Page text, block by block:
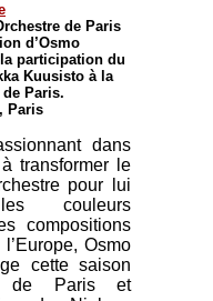
de Paris
d’Osmo
participation du
Kuusisto à la
Paris.
Paris
dans
transformer le
pour lui
couleurs
compositions
Osmo
cette saison
de Paris et